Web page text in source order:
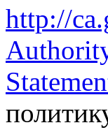
http://